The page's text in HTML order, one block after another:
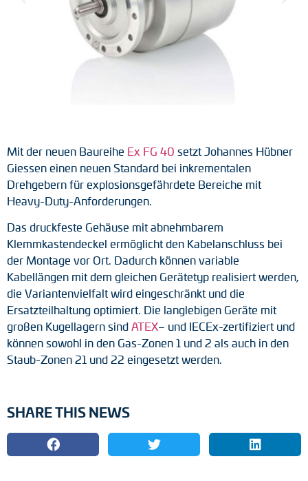
Tacho-Generatoren
LWL-Signalübertragung
Handmessgeräte
Kabelschutz
Kupplungen
Zwischenflansche
Adapterwellen
Drehmomentstützen
DC Motoren
Mit der neuen Baureihe Ex FG 40 setzt Johannes Hübner
Giessen einen neuen Standard bei inkrementalen
Drehgebern für explosionsgefährdete Bereiche mit
Heavy-Duty-Anforderungen.
Das druckfeste Gehäuse mit abnehmbarem
Klemmkastendeckel ermöglicht den Kabelanschluss bei
der Montage vor Ort. Dadurch können variable
Kabellängen mit dem gleichen Gerätetyp realisiert werden,
die Variantenvielfalt wird eingeschränkt und die
Ersatzteilhaltung optimiert. Die langlebigen Geräte mit
großen Kugellagern sind ATEX– und IECEx-zertifiziert und
können sowohl in den Gas-Zonen 1 und 2 als auch in den
Staub-Zonen 21 und 22 eingesetzt werden.
SHARE THIS NEWS